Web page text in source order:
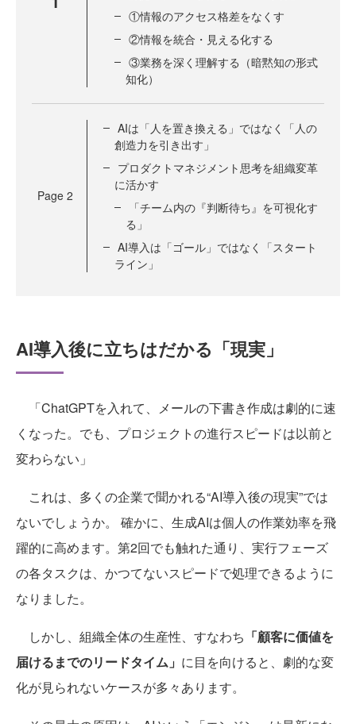
①情報のアクセス格差をなくす
②情報を統合・見える化する
③業務を深く理解する（暗黙知の形式
知化）
Page 2
AIは「人を置き換える」ではなく「人の
創造力を引き出す」
プロダクトマネジメント思考を組織変革
に活かす
「チーム内の『判断待ち』を可視化す
る」
AI導入は「ゴール」ではなく「スタート
ライン」
AI導入後に立ちはだかる「現実」
「ChatGPTを入れて、メールの下書き作成は劇的に速
くなった。でも、プロジェクトの進行スピードは以前と
変わらない」
これは、多くの企業で聞かれる“AI導入後の現実”では
ないでしょうか。 確かに、生成AIは個人の作業効率を飛
躍的に高めます。第2回でも触れた通り、実行フェーズ
の各タスクは、かつてないスピードで処理できるように
なりました。
しかし、組織全体の生産性、すなわち 「顧客に価値を
届けるまでのリードタイム」 に目を向けると、劇的な変
化が見られないケースが多々あります。